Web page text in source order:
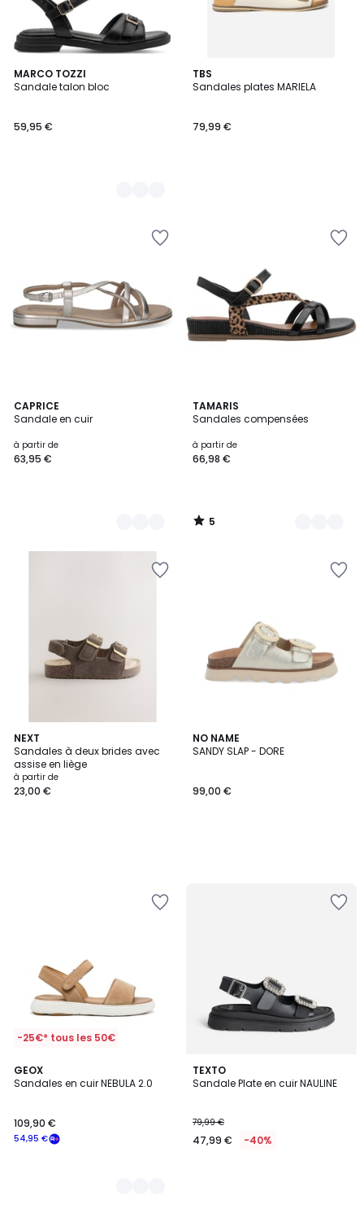
MARCO TOZZI
Sandale talon bloc
59,95 €
2
Couleurs
TBS
Sandales plates MARIELA
79,99 €
CAPRICE
Sandale en cuir
à partir de
63,95 €
3
Couleurs
TAMARIS
Sandales compensées
à partir de
66,98 €
5
/
2
Couleurs
5
/
NEXT
Sandales à deux brides avec
assise en liège
à partir de
23,00 €
NO NAME
SANDY SLAP - DORE
99,00 €
-25€* tous les 50€
GEOX
Sandales en cuir NEBULA 2.0
54,95 €
109,90 €
2
Couleurs
TEXTO
Sandale Plate en cuir NAULINE
79,99 €
47,99 € -40%